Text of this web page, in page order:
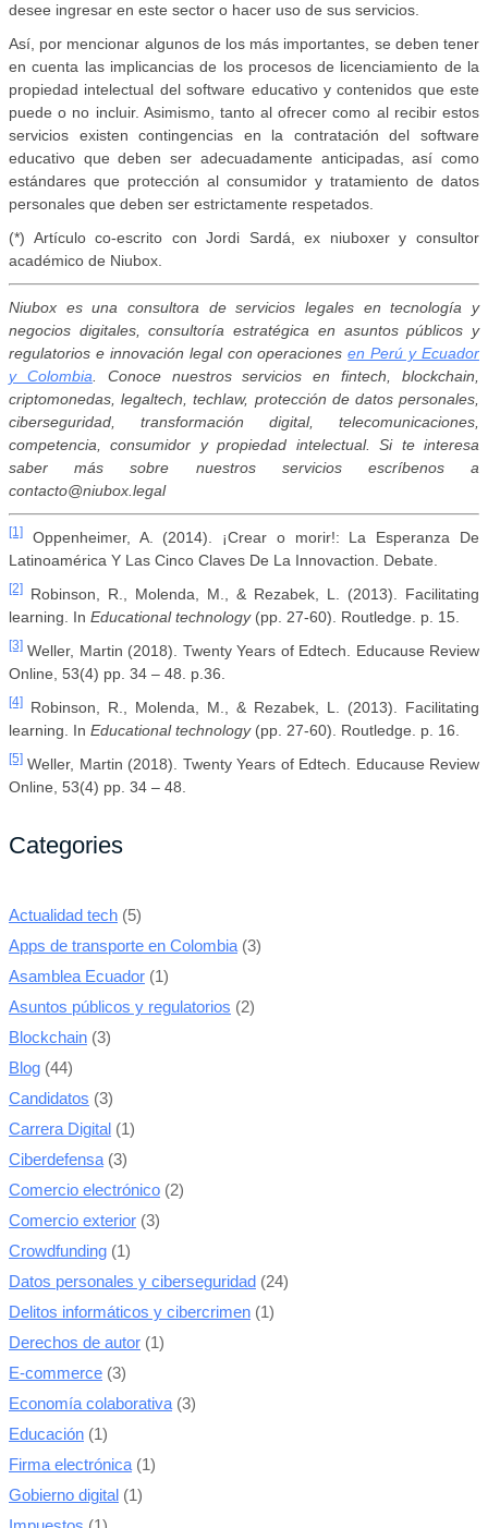
desee ingresar en este sector o hacer uso de sus servicios.
Así, por mencionar algunos de los más importantes, se deben tener
en cuenta las implicancias de los procesos de licenciamiento de la
propiedad intelectual del software educativo y contenidos que este
puede o no incluir. Asimismo, tanto al ofrecer como al recibir estos
servicios existen contingencias en la contratación del software
educativo que deben ser adecuadamente anticipadas, así como
estándares que protección al consumidor y tratamiento de datos
personales que deben ser estrictamente respetados.
(*) Artículo co-escrito con Jordi Sardá, ex niuboxer y consultor
académico de Niubox.
Niubox es una consultora de servicios legales en tecnología y
negocios digitales, consultoría estratégica en asuntos públicos y
regulatorios e innovación legal con operacionesen Perú y Ecuador
y Colombia. Conoce nuestros servicios en fintech, blockchain,
criptomonedas, legaltech, techlaw, protección de datos personales,
ciberseguridad, transformación digital, telecomunicaciones,
competencia, consumidor y propiedad intelectual. Si te interesa
saber más sobre nuestros servicios escríbenos a
contacto@niubox.legal
[1]
Oppenheimer, A. (2014). ¡Crear o morir!: La Esperanza De
Latinoamérica Y Las Cinco Claves De La Innovaction. Debate.
[2]
Robinson, R., Molenda, M., & Rezabek, L. (2013). Facilitating
learning. In Educational technology(pp. 27-60). Routledge. p. 15.
[3] Weller, Martin (2018). Twenty Years of Edtech. Educause Review
Online, 53(4) pp. 34 – 48. p.36.
[4]
Robinson, R., Molenda, M., & Rezabek, L. (2013). Facilitating
learning. In Educational technology(pp. 27-60). Routledge. p. 16.
[5] Weller, Martin (2018). Twenty Years of Edtech. Educause Review
Online, 53(4) pp. 34 – 48.
Categories
Actualidad tech (5)
Apps de transporte en Colombia (3)
Asamblea Ecuador (1)
Asuntos públicos y regulatorios (2)
Blockchain (3)
Blog (44)
Candidatos (3)
Carrera Digital (1)
Ciberdefensa (3)
Comercio electrónico (2)
Comercio exterior (3)
Crowdfunding (1)
Datos personales y ciberseguridad (24)
Delitos informáticos y cibercrimen (1)
Derechos de autor (1)
E-commerce (3)
Economía colaborativa (3)
Educación (1)
Firma electrónica (1)
Gobierno digital (1)